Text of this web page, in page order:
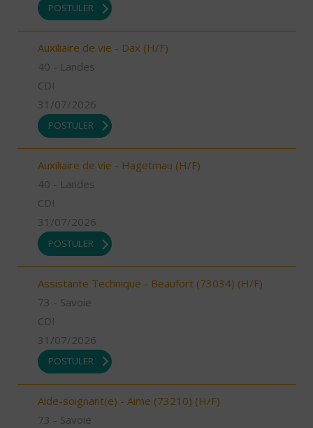
POSTULER
Auxiliaire de vie - Dax (H/F)
40 - Landes
CDI
31/07/2026
POSTULER
Auxiliaire de vie - Hagetmau (H/F)
40 - Landes
CDI
31/07/2026
POSTULER
Assistante Technique - Beaufort (73034) (H/F)
73 - Savoie
CDI
31/07/2026
POSTULER
Aide-soignant(e) - Aime (73210) (H/F)
73 - Savoie